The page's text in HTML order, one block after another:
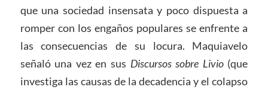
que una sociedad insensata y poco dispuesta a
romper con los engaños populares se enfrente a
las consecuencias de su locura. Maquiavelo
señaló una vez en sus Discursos sobre Livio(que
investiga las causas de la decadencia y el colapso